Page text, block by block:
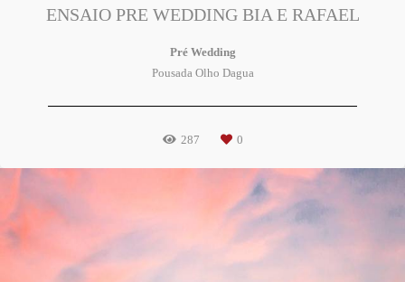
ENSAIO PRE WEDDING BIA E RAFAEL
Pré Wedding
Pousada Olho Dagua
287 0